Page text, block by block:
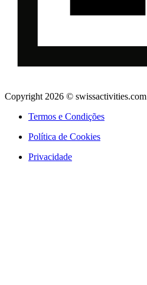
Copyright 2026 © swissactivities.com
Termos e Condições
Política de Cookies
Privacidade